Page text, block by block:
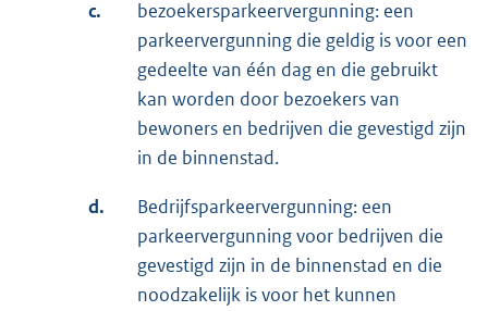
c.
bezoekersparkeervergunning: een
parkeervergunning die geldig is voor een
gedeelte van één dag en die gebruikt
kan worden door bezoekers van
bewoners en bedrijven die gevestigd zijn
in de binnenstad.
d.
Bedrijfsparkeervergunning: een
parkeervergunning voor bedrijven die
gevestigd zijn in de binnenstad en die
noodzakelijk is voor het kunnen